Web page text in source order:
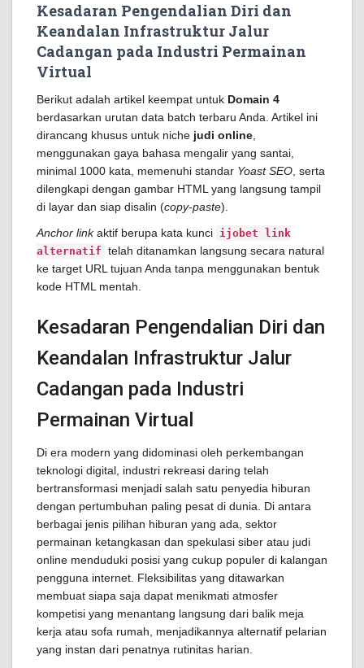
Kesadaran Pengendalian Diri dan
Keandalan Infrastruktur Jalur
Cadangan pada Industri Permainan
Virtual
Berikut adalah artikel keempat untuk Domain 4
berdasarkan urutan data batch terbaru Anda. Artikel ini
dirancang khusus untuk niche judi online
menggunakan gaya bahasa mengalir yang santai,
minimal 1000 kata, memenuhi standar Yoast SEO , serta
dilengkapi dengan gambar HTML yang langsung tampil
di layar dan siap disalin (copy-paste).
Anchor linkaktif berupa kata kunci ijobet link
alternatif telah ditanamkan langsung secara natural
ke target URL tujuan Anda tanpa menggunakan bentuk
kode HTML mentah.
Kesadaran Pengendalian Diri dan
Keandalan Infrastruktur Jalur
Cadangan pada Industri
Permainan Virtual
Di era modern yang didominasi oleh perkembangan
teknologi digital, industri rekreasi daring telah
bertransformasi menjadi salah satu penyedia hiburan
dengan pertumbuhan paling pesat di dunia. Di antara
berbagai jenis pilihan hiburan yang ada, sektor
permainan ketangkasan dan spekulasi siber atau judi
online menduduki posisi yang cukup populer di kalangan
pengguna internet. Fleksibilitas yang ditawarkan
membuat siapa saja dapat menikmati atmosfer
kompetisi yang menantang langsung dari balik meja
kerja atau sofa rumah, menjadikannya alternatif pelarian
yang instan dari penatnya rutinitas harian.